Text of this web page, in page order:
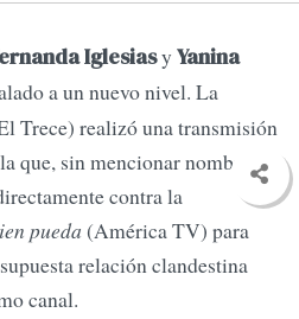
Iglesiasy Yanina
a un nuevo nivel. La
Trece) realizó una transmisión
que, sin mencionar nombre
contra la
pueda (América TV) para
relación clandestina
canal.